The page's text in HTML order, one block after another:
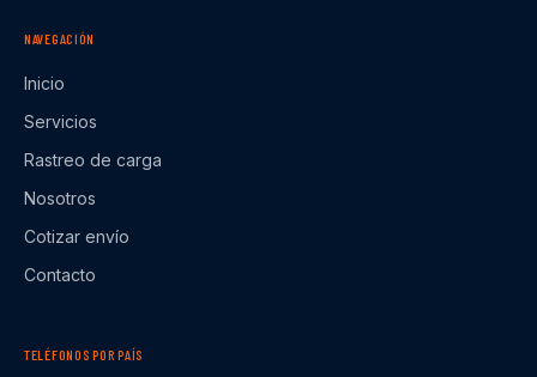
NAVEGACIÓN
Inicio
Servicios
Rastreo de carga
Nosotros
Cotizar envío
Contacto
TELÉFONOS POR PAÍS